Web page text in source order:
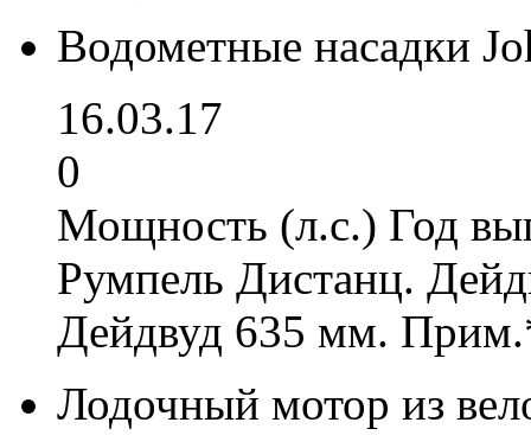
Водометные насадки
16.03.17
0
Мощность (л.с.) Год
Румпель Дистанц.
Дейдвуд 635 мм.
Лодочный мотор из